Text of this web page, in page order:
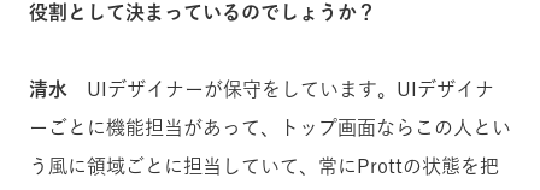
役割として決まっているのでしょうか？
清水 UIデザイナーが保守をしています。UIデザイナ
ーごとに機能担当があって、トップ画面ならこの人とい
う風に領域ごとに担当していて、常にProttの状態を把